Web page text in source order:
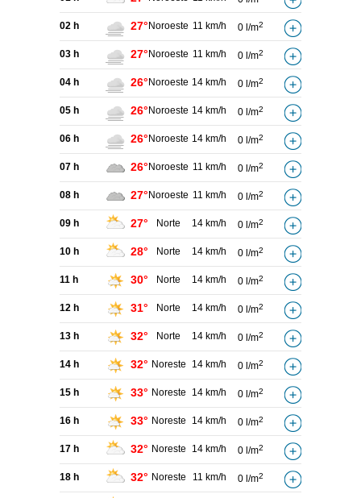
02 h 27° Noroeste 11 km/h 0 l/m2
03 h 27° Noroeste 11 km/h 0 l/m2
04 h 26° Noroeste 14 km/h 0 l/m2
05 h 26° Noroeste 14 km/h 0 l/m2
06 h 26° Noroeste 14 km/h 0 l/m2
07 h 26° Noroeste 11 km/h 0 l/m2
08 h 27° Noroeste 11 km/h 0 l/m2
09 h 27° Norte 14 km/h 0 l/m2
10 h 28° Norte 14 km/h 0 l/m2
11 h 30° Norte 14 km/h 0 l/m2
12 h 31° Norte 14 km/h 0 l/m2
13 h 32° Norte 14 km/h 0 l/m2
14 h 32° Noreste 14 km/h 0 l/m2
15 h 33° Noreste 14 km/h 0 l/m2
16 h 33° Noreste 14 km/h 0 l/m2
17 h 32° Noreste 14 km/h 0 l/m2
18 h 32° Noreste 11 km/h 0 l/m2